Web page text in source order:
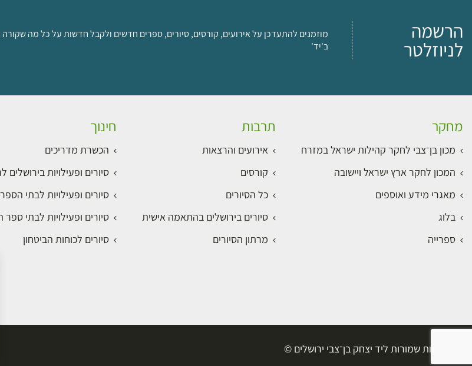
הרשמה
לניוזלטר
מוזמנים להתעדכן על אירועים, קורסים, סיורים, ספרים חדשים ולקבל חדשות על כל מה שקורה
ב'יד'
מחקר
מכון בן־צבי לחקר קהילות ישראל במזרח
המכון לחקר ארץ ישראל ויישובה
מאגרי מידע ואוספים
בלוג
ספרייה
תרבות
אירועים והרצאות
קורסים
כל הסיורים
סיורים בירושלים בהתאמה אישית
מרתון הסיורים
חינוך
הכשרת מדריכים
סיורים ופעילויות בירושלים
סיורים ופעילויות לבתי
סיורים ופעילויות לבתי ספר
סיורים לכוחות הביטחון
כל הזכויות שמורות ליד יצחק בן־צבי ירושלים ©